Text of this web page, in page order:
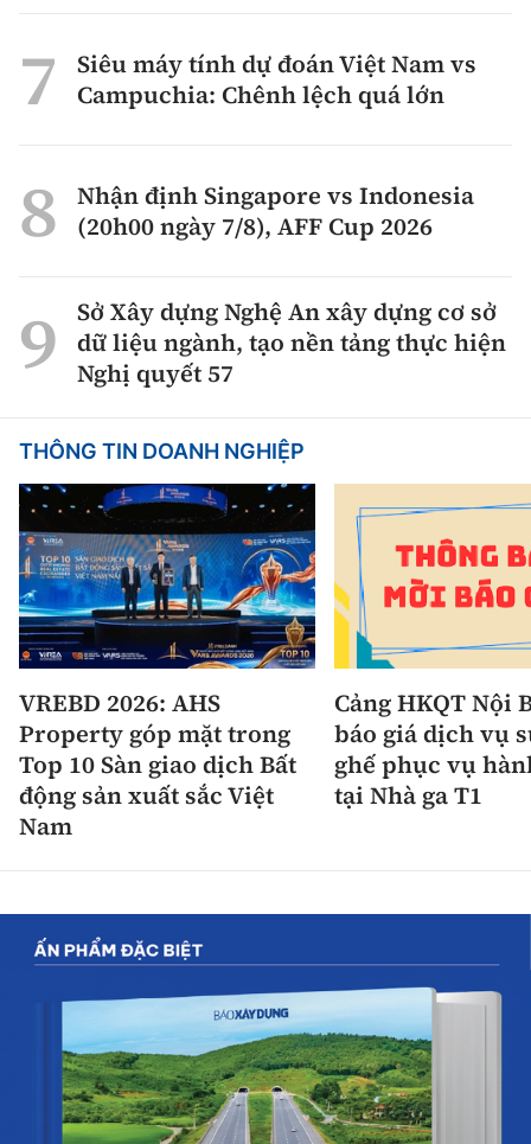
Siêu máy tính dự đoán Việt Nam vs
Campuchia: Chênh lệch quá lớn
Nhận định Singapore vs Indonesia
(20h00 ngày 7/8), AFF Cup 2026
Sở Xây dựng Nghệ An xây dựng cơ sở
dữ liệu ngành, tạo nền tảng thực hiện
Nghị quyết 57
THÔNG TIN DOANH NGHIỆP
VREBD 2026: AHS
Property góp mặt trong
Top 10 Sàn giao dịch Bất
động sản xuất sắc Việt
Nam
Cảng HKQT Nội
báo giá dịch vụ
ghế phục vụ
tại Nhà ga T1